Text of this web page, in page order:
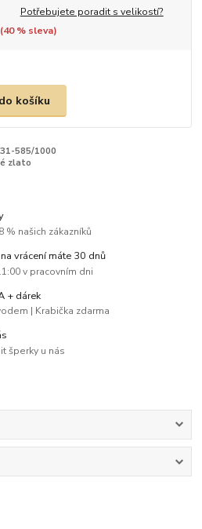
Potřebujete poradit s velikostí?
40% sleva)
košíku
585/1000
zlato
% našich zákazníků
vrácení máte 30 dnů
v pracovním dni
+ dárek
| Krabička zdarma
šperky u nás